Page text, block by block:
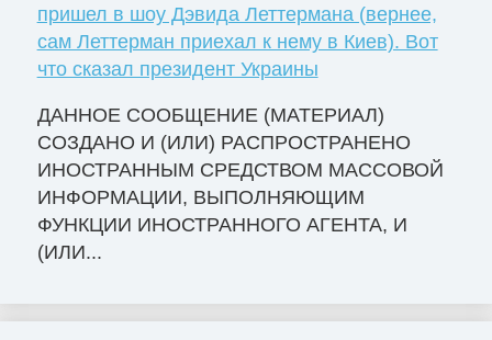
пришел в шоу Дэвида Леттермана (вернее,
сам Леттерман приехал к нему в Киев). Вот
что сказал президент Украины
ДАННОЕ СООБЩЕНИЕ (МАТЕРИАЛ)
СОЗДАНО И (ИЛИ) РАСПРОСТРАНЕНО
ИНОСТРАННЫМ СРЕДСТВОМ МАССОВОЙ
ИНФОРМАЦИИ, ВЫПОЛНЯЮЩИМ
ФУНКЦИИ ИНОСТРАННОГО АГЕНТА, И
(ИЛИ...